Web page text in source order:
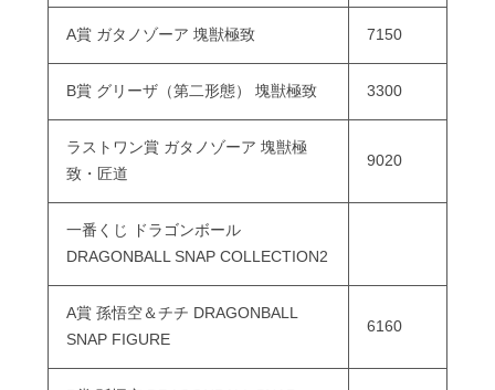
A賞 ガタノゾーア 塊獣極致 7150
B賞 グリーザ（第二形態） 塊獣極致 3300
ラストワン賞 ガタノゾーア 塊獣極
致・匠道
9020
一番くじ ドラゴンボール
DRAGONBALL SNAP COLLECTION2
A賞 孫悟空＆チチ DRAGONBALL
SNAP FIGURE
6160